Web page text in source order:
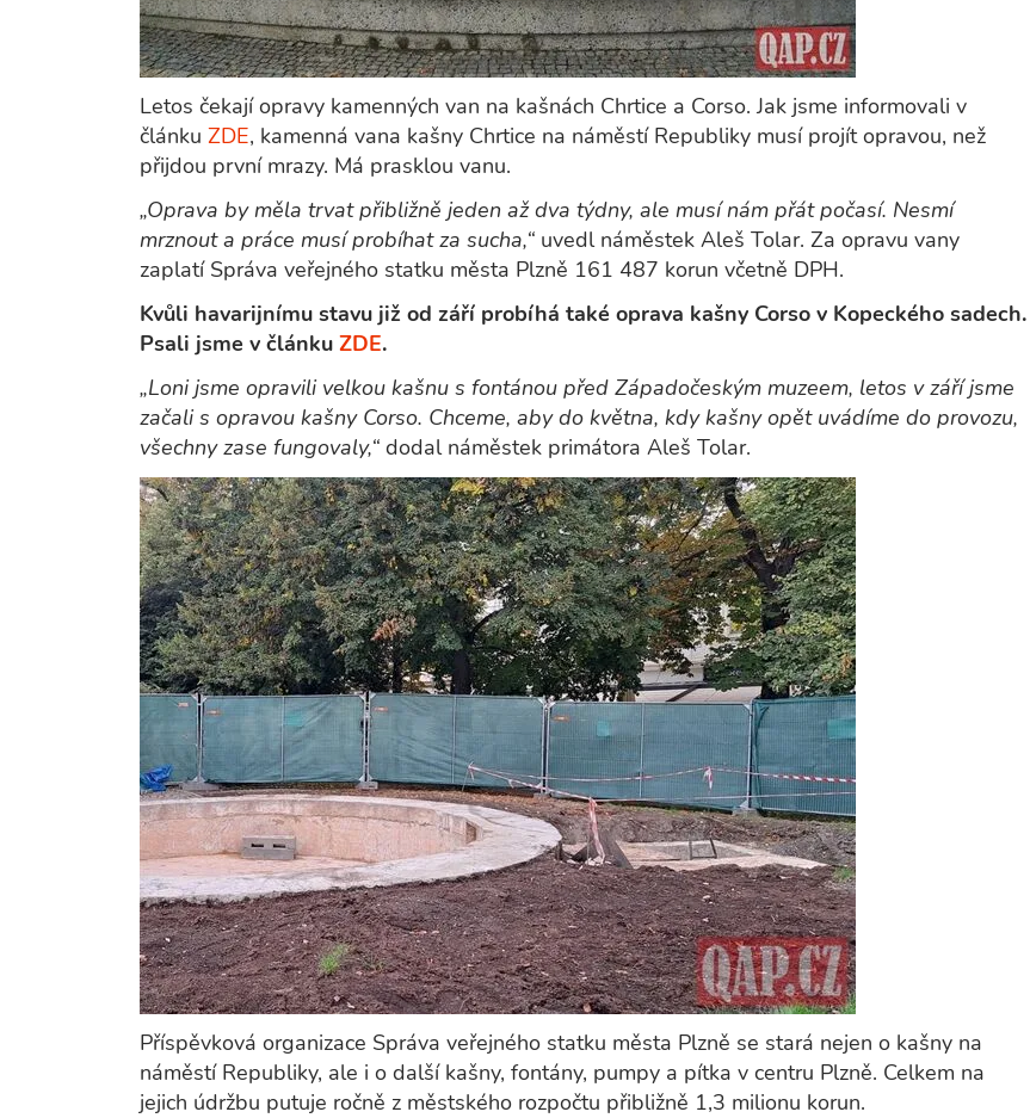
Letos čekají opravy kamenných van na kašnách Chrtice a Corso. Jak jsme informovali v
článku ZDE, kamenná vana kašny Chrtice na náměstí Republiky musí projít opravou, než
přijdou první mrazy. Má prasklou vanu.
„Oprava by měla trvat přibližně jeden až dva týdny, ale musí nám přát počasí. Nesmí
mrznout a práce musí probíhat za sucha,“ uvedl náměstek Aleš Tolar. Za opravu vany
zaplatí Správa veřejného statku města Plzně 161 487 korun včetně DPH.
Kvůli havarijnímu stavu již od září probíhá také oprava kašny Corso v Kopeckého sadech.
Psali jsme v článku ZDE.
„Loni jsme opravili velkou kašnu s fontánou před Západočeským muzeem, letos v září jsme
začali s opravou kašny Corso. Chceme, aby do května, kdy kašny opět uvádíme do provozu,
všechny zase fungovaly,“ dodal náměstek primátora Aleš Tolar.
Příspěvková organizace Správa veřejného statku města Plzně se stará nejen o kašny na
náměstí Republiky, ale i o další kašny, fontány, pumpy a pítka v centru Plzně. Celkem na
jejich údržbu putuje ročně z městského rozpočtu přibližně 1,3 milionu korun.